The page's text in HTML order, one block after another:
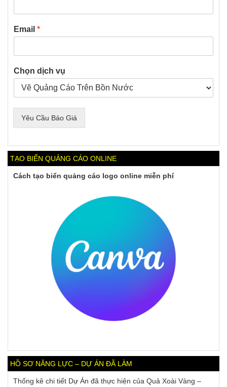
Email *
Chọn dịch vụ
Yêu Cầu Báo Giá
TẠO BIỂN QUẢNG CÁO ONLINE
Cách tạo biển quảng cáo logo online miễn phí
HỒ SƠ NĂNG LỰC – DỰ ÁN ĐÃ LÀM
Thống kê chi tiết Dự Án đã thực hiện của Quả Xoài Vàng –